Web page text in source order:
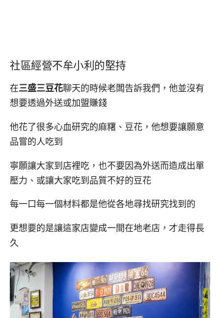
社區經營不牟小利的堅持
在三盛三豆花聊天的時候老闆告訴我們，他並沒有
想要透過外送或加盟賺錢
他花了很多心血研究的麻糬、豆花，他想要讓願意
品嘗的人吃到
寧願讓大家到店裡吃，也不要因為外送而造成出單
壓力、或讓大家吃到品質不好的豆花
每一口每一個材料都是他從各地尋找研究找到的
更想要的是讓這家店變成一間在地老店，才走得長
久